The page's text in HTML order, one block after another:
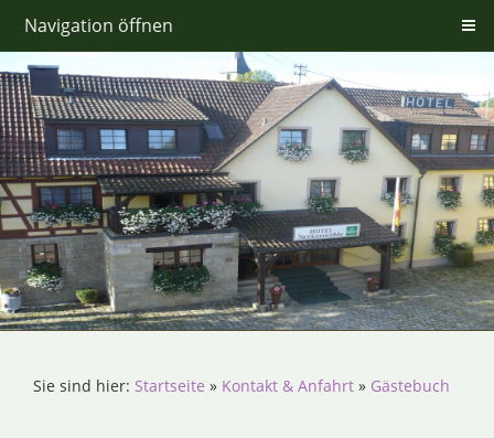
Navigation öffnen
Sie sind hier: Startseite » Kontakt & Anfahrt » Gästebuch